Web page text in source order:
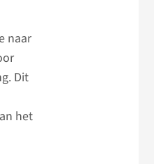
naar
Dit
het